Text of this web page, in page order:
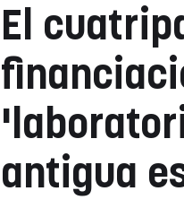
El
antigua